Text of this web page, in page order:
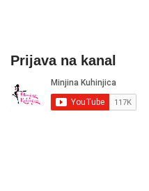
Prijava na kanal